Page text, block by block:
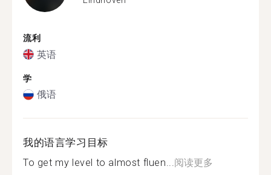
流利
英语
学
俄语
我的语言学习目标
To get my level to almost fluen...阅读更多